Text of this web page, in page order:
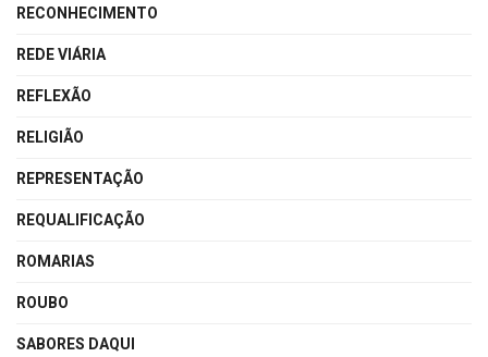
RECONHECIMENTO
REDE VIÁRIA
REFLEXÃO
RELIGIÃO
REPRESENTAÇÃO
REQUALIFICAÇÃO
ROMARIAS
ROUBO
SABORES DAQUI